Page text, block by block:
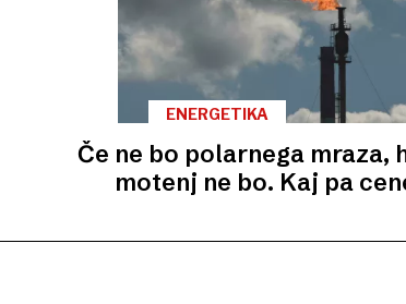
ENERGETIKA
Če ne bo polarnega mraza,
motenj ne bo. Kaj pa